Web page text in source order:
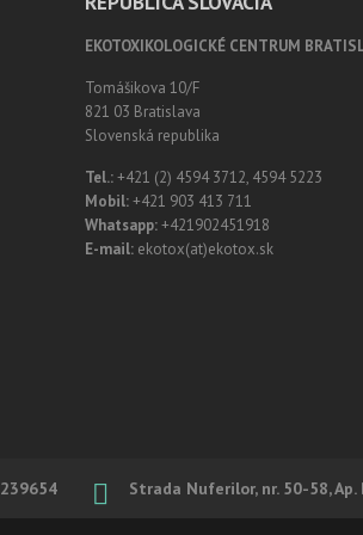
EKOTOXIKOLOGICKÉ CENTRUM
Tomášikova 10/F
821 03 Bratislava
Slovenská republika
Tel.:+421 (2) 4594 3712, 4594 5223
Mobil:+421 903 413 711
Whatsapp:+421902451918
E-mail:ekotox(at)ekotox.sk
Strada Nuferilor, nr. 50-58,